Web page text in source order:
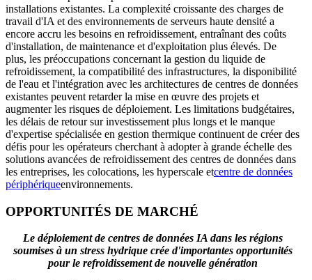
installations existantes. La complexité croissante des charges de
travail d'IA et des environnements de serveurs haute densité a
encore accru les besoins en refroidissement, entraînant des coûts
d'installation, de maintenance et d'exploitation plus élevés. De
plus, les préoccupations concernant la gestion du liquide de
refroidissement, la compatibilité des infrastructures, la disponibilité
de l'eau et l'intégration avec les architectures de centres de données
existantes peuvent retarder la mise en œuvre des projets et
augmenter les risques de déploiement. Les limitations budgétaires,
les délais de retour sur investissement plus longs et le manque
d'expertise spécialisée en gestion thermique continuent de créer des
défis pour les opérateurs cherchant à adopter à grande échelle des
solutions avancées de refroidissement des centres de données dans
les entreprises, les colocations, les hyperscale etcentre de données
périphériqueenvironnements.
OPPORTUNITÉS DE MARCHÉ
Le déploiement de centres de données IA dans les régions
soumises à un stress hydrique crée d'importantes opportunités
pour le refroidissement de nouvelle génération